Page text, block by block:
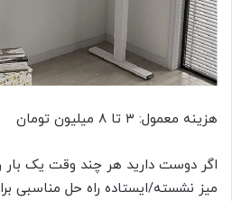
هزینه معمول: ۳ تا ۸ میلیون تومان
اگر دوست دارید هر چند وقت یک بار
میز نشسته/ایستاده راه حل مناسبی